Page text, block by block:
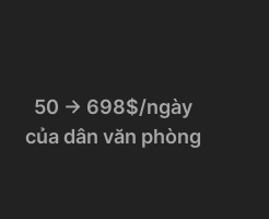
50 → 698$/ngày
của dân văn phòng